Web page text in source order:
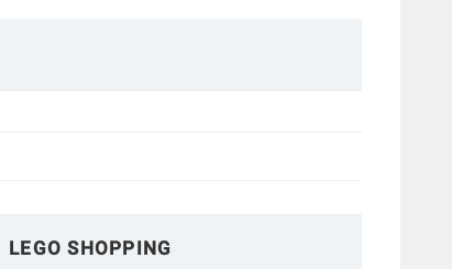
LEGO SHOPPING